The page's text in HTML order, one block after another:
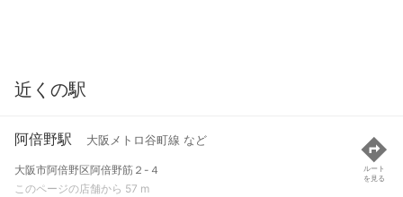
近くの駅
阿倍野駅 大阪メトロ谷町線 など
大阪市阿倍野区阿倍野筋２-４
このページの店舗から 57 m
ルート
を見る